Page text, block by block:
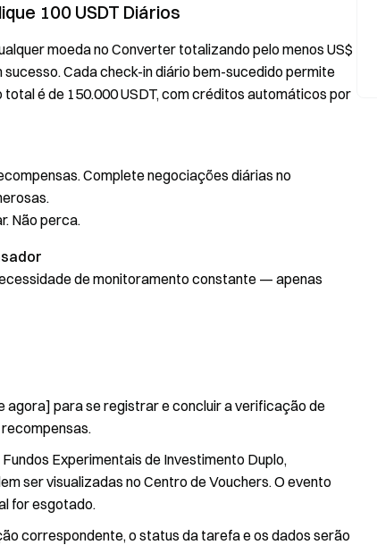
100 USDT Diários
moeda no Converter totalizando pelo menos US$
Cada check-in diário bem-sucedido permite
é de 150.000 USDT, com créditos automáticos por
Complete negociações diárias no
Não perca.
de monitoramento constante — apenas
para se registrar e concluir a verificação de
Experimentais de Investimento Duplo,
ser visualizadas no Centro de Vouchers. O evento
for esgotado.
correspondente, o status da tarefa e os dados serão